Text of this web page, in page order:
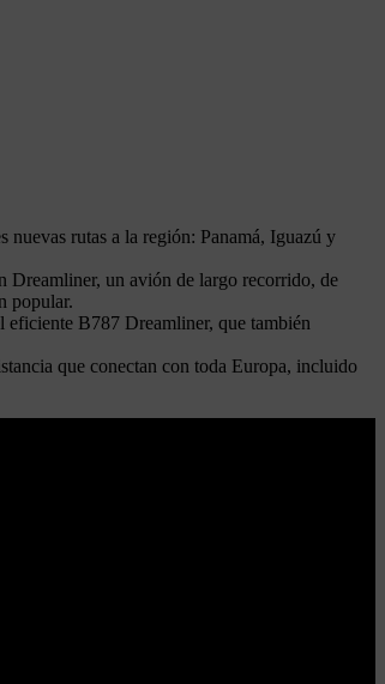
nuevas rutas a la región: Panamá, Iguazú y
un avión de largo recorrido, de
popular.
eficiente B787 Dreamliner, que también
que conectan con toda Europa, incluido